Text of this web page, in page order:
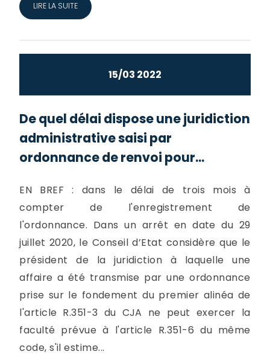
LIRE LA SUITE
15/03 2022
De quel délai dispose une juridiction
administrative saisi par
ordonnance de renvoi pour...
EN BREF : dans le délai de trois mois à
compter de l'enregistrement de
l'ordonnance. Dans un arrêt en date du 29
juillet 2020, le Conseil d’Etat considère que le
président de la juridiction à laquelle une
affaire a été transmise par une ordonnance
prise sur le fondement du premier alinéa de
l'article R.351-3 du CJA ne peut exercer la
faculté prévue à l'article R.351-6 du même
code, s'il estime...